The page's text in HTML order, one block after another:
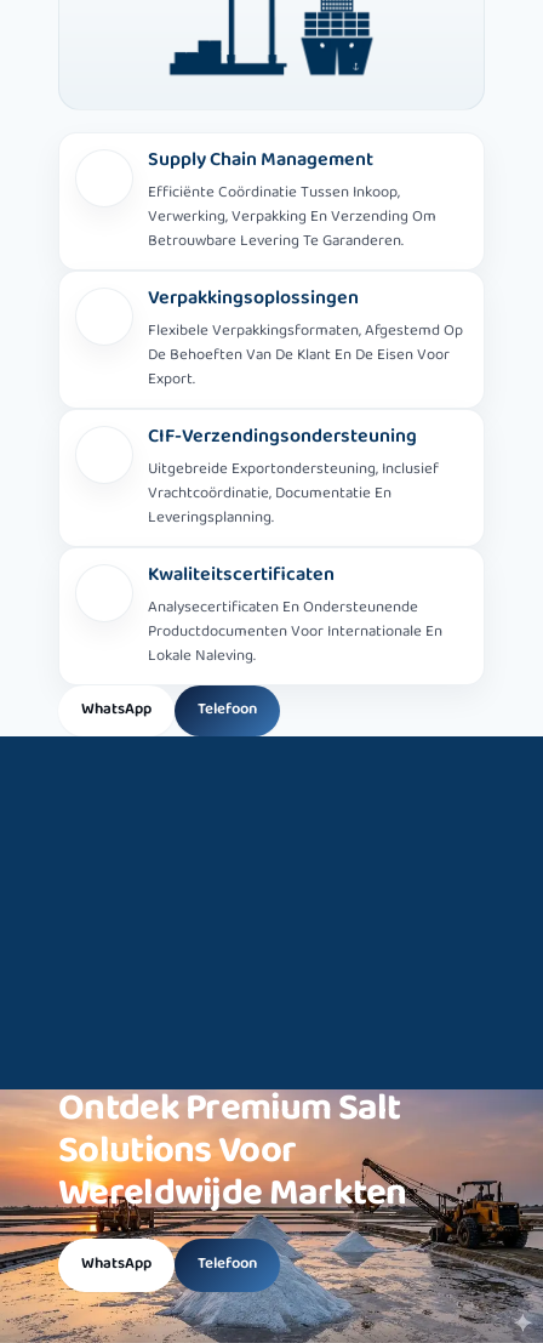
Supply Chain Management
Efficiënte Coördinatie Tussen Inkoop,
Verwerking, Verpakking En Verzending Om
Betrouwbare Levering Te Garanderen.
Verpakkingsoplossingen
Flexibele Verpakkingsformaten, Afgestemd Op
De Behoeften Van De Klant En De Eisen Voor
Export.
CIF-Verzendingsondersteuning
Uitgebreide Exportondersteuning, Inclusief
Vrachtcoördinatie, Documentatie En
Leveringsplanning.
Kwaliteitscertificaten
Analysecertificaten En Ondersteunende
Productdocumenten Voor Internationale En
Lokale Naleving.
WhatsApp Telefoon
OntdekPremium Salt
SolutionsVoor
Wereldwijde Markten
WhatsApp Telefoon